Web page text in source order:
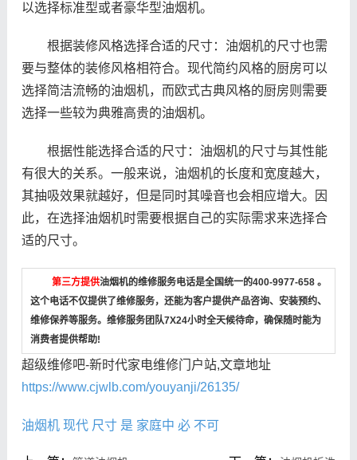
以选择标准型或者豪华型油烟机。
根据装修风格选择合适的尺寸：油烟机的尺寸也需
要与整体的装修风格相符合。现代简约风格的厨房可以
选择简洁流畅的油烟机，而欧式古典风格的厨房则需要
选择一些较为典雅高贵的油烟机。
根据性能选择合适的尺寸：油烟机的尺寸与其性能
有很大的关系。一般来说，油烟机的长度和宽度越大，
其抽吸效果就越好，但是同时其噪音也会相应增大。因
此，在选择油烟机时需要根据自己的实际需求来选择合
适的尺寸。
第三方提供油烟机的维修服务电话是全国统一的400-9977-658 。
这个电话不仅提供了维修服务，还能为客户提供产品咨询、安装预约、
维修保养等服务。维修服务团队7X24小时全天候待命，确保随时能为
消费者提供帮助!
超级维修吧-新时代家电维修门户站,文章地址
https://www.cjwlb.com/youyanji/26135/
油烟机 现代 尺寸 是 家庭中 必 不可